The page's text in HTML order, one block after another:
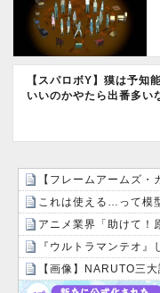
【スパロボY】獏は予知
いいのかやたら出番多い
これは使える…って模